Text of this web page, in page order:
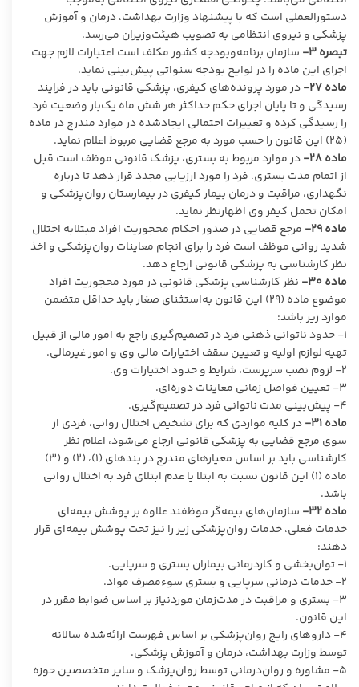
دستورالعملی است که با پیشنهاد وزارت بهداشت، درمان و آموزش
پزشکی و نیروی انتظامی به تصویب هیئت‌وزیران می‌رسد.
تبصره۳- سازمان برنامه‌وبودجه کشور مکلف است اعتبارات لازم جهت
اجرای این ماده را در لوایح بودجه سنواتی پیش‌بینی نماید.
ماده۲۷- در مورد پرونده‌های کیفری، پزشکی قانونی باید در فرایند
رسیدگی و تا پایان اجرای حکم حداکثر هر شش ماه یک‌بار وضعیت فرد
را رسیدگی کرده و تغییرات احتمالی ایجادشده در موارد مندرج در ماده
(۲۵) این قانون را حسب مورد به مرجع قضایی مربوط اعلام نماید.
ماده۲۸- در موارد مربوط به بستری، پزشک قانونی موظف است قبل
از اتمام مدت بستری، فرد را مورد ارزیابی مجدد قرار دهد تا درباره
نگهداری، مراقبت و درمان بیمار کیفری در بیمارستان روان‌پزشکی و
امکان تحمل کیفر وی اظهارنظر نماید.
ماده۲۹- مرجع قضایی در صدور احکام محجوریت افراد مبتلابه اختلال
شدید روانی موظف است فرد را برای انجام معاینات روان‌پزشکی و اخذ
نظر کارشناسی به پزشکی قانونی ارجاع دهد.
ماده ۳۰- نظر کارشناسی پزشکی قانونی در مورد محجوریت افراد
موضوع ماده (۲۹) این قانون به‌استثنای صغار باید حداقل متضمن
موارد زیر باشد:
۱- حدود ناتوانی ذهنی فرد در تصمیم‌گیری راجع به امور مالی از قبیل
تهیه لوازم اولیه و تعیین سقف اختیارات مالی وی و امور غیرمالی.
٢- لزوم نصب سرپرست، شرایط و حدود اختیارات وی.
٣- تعیین فواصل زمانی معاینات دوره‌ای.
۴- پیش‌بینی مدت ناتوانی فرد در تصمیم‌گیری.
ماده۳۱- در کلیه مواردی که برای تشخیص اختلال روانی، فردی از
سوی مرجع قضایی به پزشکی قانونی ارجاع می‌شود، اعلام نظر
کارشناسی باید بر اساس معیارهای مندرج در بندهای (۱)، (۲) و (۳)
ماده (۱) این قانون نسبت به ابتلا یا عدم ابتلای فرد به اختلال روانی
باشد.
ماده۳۲- سازمان‌های بیمه‌گر موظفند علاوه بر پوشش بیمه‌ای
خدمات فعلی، خدمات روان‌پزشکی زیر را نیز تحت پوشش بیمه‌ای قرار
دهند:
۱- توان‌بخشی و کاردرمانی بیماران بستری و سرپایی.
۲- خدمات درمانی سرپایی و بستری سوءمصرف مواد.
٣- بستری و مراقبت در مدت‌زمان موردنیاز بر اساس ضوابط مقرر در
این قانون.
۴- داروهای رایج روان‌پزشکی بر اساس فهرست ارائه‌شده سالانه
توسط وزارت بهداشت، درمان و آموزش پزشکی.
۵- مشاوره و روان‌درمانی توسط روان‌پزشک و سایر متخصصین حوزه